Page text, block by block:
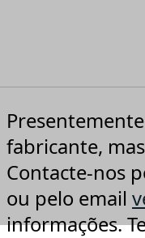
fabricante,
Contacte-nos
ou pelo email
informações.